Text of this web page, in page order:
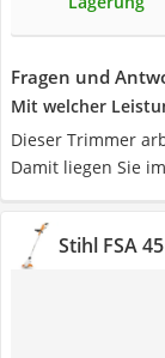
Fragen und
Mit welcher
Dieser Trimmer
Damit liegen Sie
Stihl FSA 45